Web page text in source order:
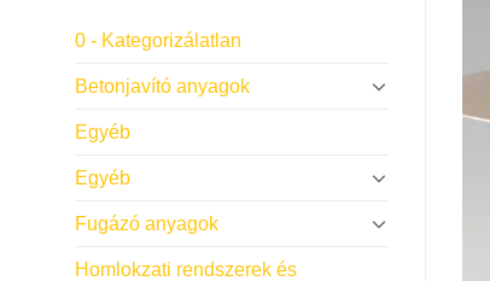
0 - Kategorizálatlan
Betonjavító anyagok
Egyéb
Egyéb
Fugázó anyagok
Homlokzati rendszerek és